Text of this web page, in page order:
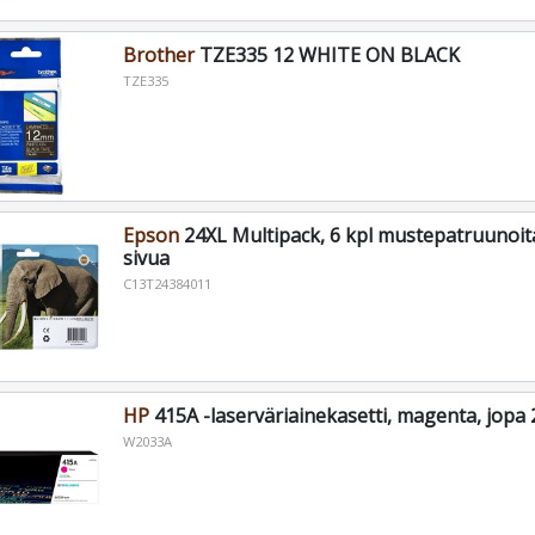
BrotherTZE335 12 WHITE ON BLACK
TZE335
Epson24XL Multipack, 6 kpl
sivua
C13T24384011
HP415A -laserväriainekasetti, magenta, jopa
W2033A